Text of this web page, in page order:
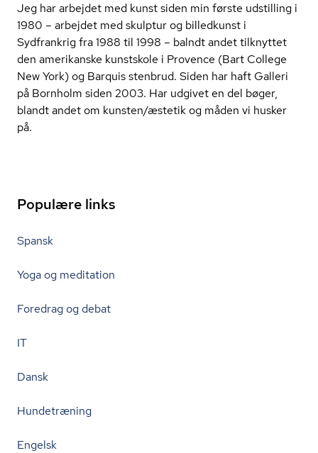
Jeg har arbejdet med kunst siden min første udstilling i
1980 – arbejdet med skulptur og billedkunst i
Sydfrankrig fra 1988 til 1998 – balndt andet tilknyttet
den amerikanske kunstskole i Provence (Bart College
New York) og Barquis stenbrud. Siden har haft Galleri
på Bornholm siden 2003. Har udgivet en del bøger,
blandt andet om kunsten/æstetik og måden vi husker
på.
Populære links
Spansk
Yoga og meditation
Foredrag og debat
IT
Dansk
Hundetræning
Engelsk